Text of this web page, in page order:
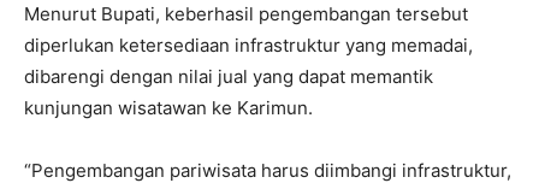
Menurut Bupati, keberhasil pengembangan tersebut
diperlukan ketersediaan infrastruktur yang memadai,
dibarengi dengan nilai jual yang dapat memantik
kunjungan wisatawan ke Karimun.
“Pengembangan pariwisata harus diimbangi infrastruktur,